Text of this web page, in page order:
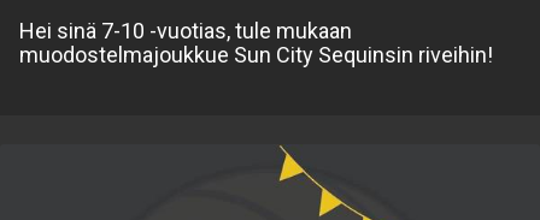
Hei sinä 7-10 -vuotias, tule mukaan
muodostelmajoukkue Sun City Sequinsin riveihin!